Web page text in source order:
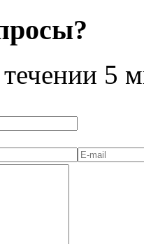
5